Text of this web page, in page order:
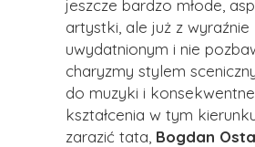
jeszcze bardzo młode,
artystki, ale już z wyraźnie
uwydatnionym i nie
charyzmy stylem
do muzyki i
kształcenia w tym
zarazić tata, Bogdan